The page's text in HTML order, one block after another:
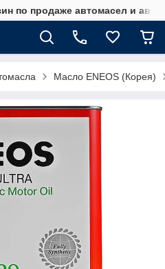
по продаже автомасел и
Масло ENEOS (Корея)